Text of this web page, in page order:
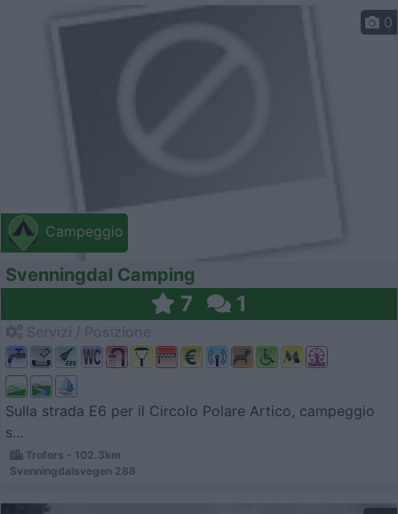
Campeggio
0
Svenningdal Camping
7 1
Sulla strada E6 per il Circolo Polare Artico, campeggio
s...
Trofors - 102.3km
Svenningdalsvegen 288